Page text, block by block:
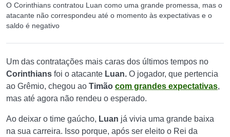
O Corinthians contratou Luan como uma grande promessa, mas o
atacante não correspondeu até o momento às expectativas e o
saldo é negativo
Um das contratações mais caras dos últimos tempos no
Corinthians foi o atacante Luan. O jogador, que pertencia
ao Grêmio, chegou ao Timão com grandes expectativas,
mas até agora não rendeu o esperado.
Ao deixar o time gaúcho, Luan já vivia uma grande baixa
na sua carreira. Isso porque, após ser eleito o Rei da